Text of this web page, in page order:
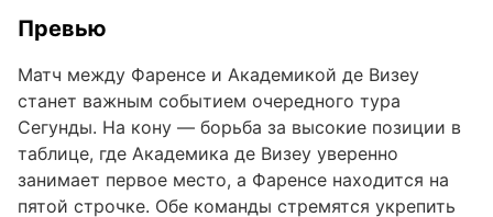
Превью
Матч между Фаренсе и Академикой де Визеу
станет важным событием очередного тура
Сегунды. На кону — борьба за высокие позиции в
таблице, где Академика де Визеу уверенно
занимает первое место, а Фаренсе находится на
пятой строчке. Обе команды стремятся укрепить